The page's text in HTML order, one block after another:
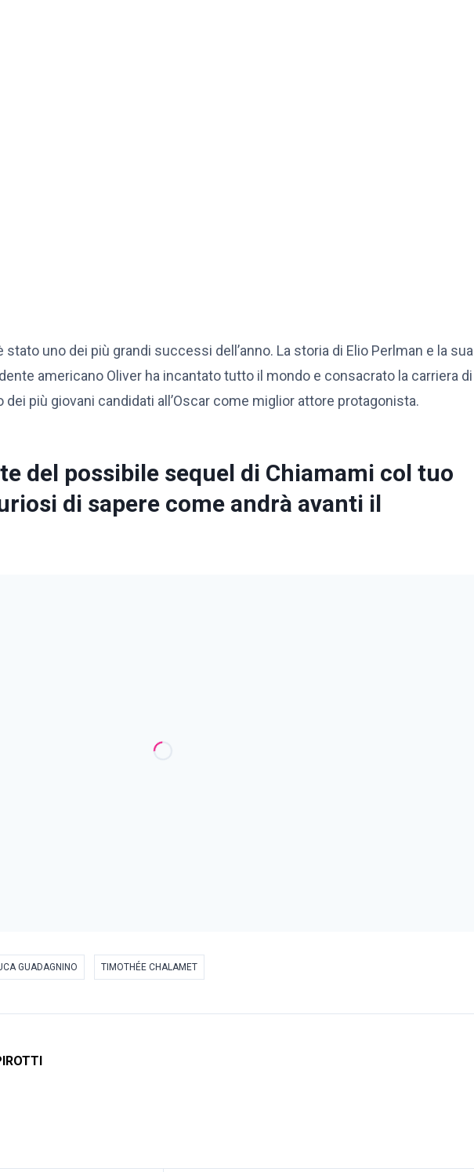
uno dei più grandi successi dell’anno. La storia di Elio Perlman e la sua
americano Oliver ha incantato tutto il mondo e consacrato la carriera di
dei più giovani candidati all’Oscar come miglior attore protagonista.
del possibile sequel di Chiamami col tuo
di sapere come andrà avanti il
GUADAGNINO TIMOTHÉE CHALAMET